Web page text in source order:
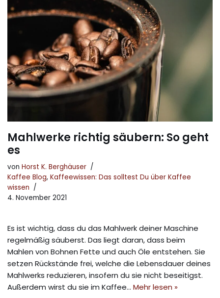
Mahlwerke richtig säubern: So geht
es
von Horst K. Berghäuser
Kaffee Blog, Kaffeewissen: Das solltest Du über Kaffee
wissen
4. November 2021
Es ist wichtig, dass du das Mahlwerk deiner Maschine
regelmäßig säuberst. Das liegt daran, dass beim
Mahlen von Bohnen Fette und auch Öle entstehen. Sie
setzen Rückstände frei, welche die Lebensdauer deines
Mahlwerks reduzieren, insofern du sie nicht beseitigst.
Außerdem wirst du sie im Kaffee… Mehr lesen »